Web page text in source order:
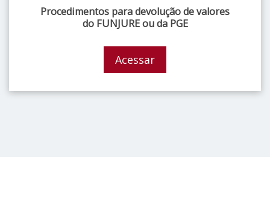
Procedimentos para devolução de valores
do FUNJURE ou da PGE
Acessar